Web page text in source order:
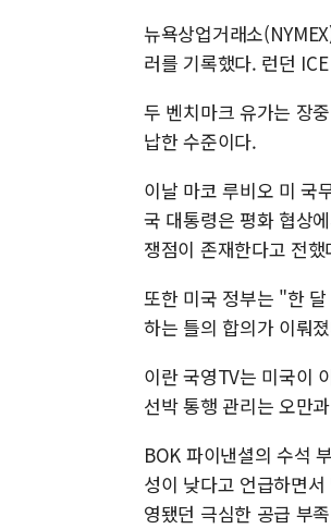
뉴욕상업거래소
러를 기록했다. 런던
두 벤치마크 유가는 장
납한 수준이다.
이날 마코 루비오 미 국
국 대통령은 평화 협상
쟁점이 존재한다고 전했
또한 미국 정부는 "한
하는 틀의 합의가 이뤄
이란 국영TV는 미국이
선박 통행 관리는 오만
BOK 파이낸셜의 수석
성이 낮다고 언급하면
영됐던 극심한 공급 부